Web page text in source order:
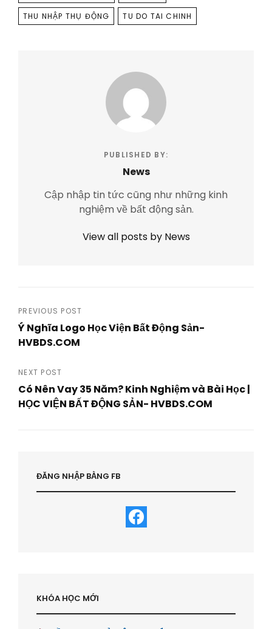
THU NHẬP THỤ ĐỘNG TU DO TAI CHINH
PUBLISHED BY:
News
Cập nhập tin tức cũng như những kinh
nghiệm về bất động sản.
View all posts by News
Post
navigation
PREVIOUS POST
Ý Nghĩa Logo Học Viện Bất Động Sản-
HVBDS.COM
Post
NEXT POST
Có Nên Vay 35 Năm? Kinh Nghiệm và Bài Học |
HỌC VIỆN BẤT ĐỘNG SẢN- HVBDS.COM
ĐĂNG NHẬP BẰNG FB
KHÓA HỌC MỚI